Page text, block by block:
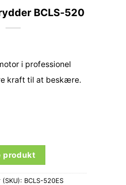
BCLS-520
i professionel
kraft til at beskære.
produkt
(SKU): BCLS-520ES